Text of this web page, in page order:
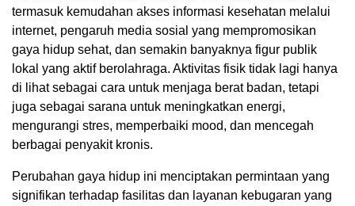
termasuk kemudahan akses informasi kesehatan melalui
internet, pengaruh media sosial yang mempromosikan
gaya hidup sehat, dan semakin banyaknya figur publik
lokal yang aktif berolahraga. Aktivitas fisik tidak lagi hanya
di lihat sebagai cara untuk menjaga berat badan, tetapi
juga sebagai sarana untuk meningkatkan energi,
mengurangi stres, memperbaiki mood, dan mencegah
berbagai penyakit kronis.
Perubahan gaya hidup ini menciptakan permintaan yang
signifikan terhadap fasilitas dan layanan kebugaran yang